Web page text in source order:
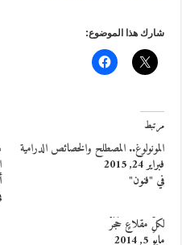
شارك هذا الموضوع:
مرتبط
المونولوغ.. المصطلح والخصائص الدرامية
فبراير 24, 2015
في "فنون"
لكلِّ مقلاعٍ حَجَرْ
مايو 5, 2014